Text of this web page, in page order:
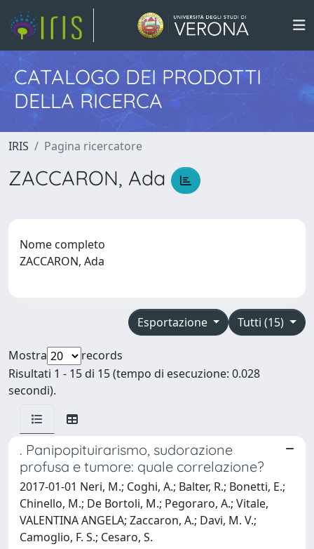
CATALOGO DEI PRODOTTI
DELLA RICERCA
IRIS Pagina ricercatore
ZACCARON, Ada
Nome completo
ZACCARON, Ada
Tutti (15)
Esportazione
Mostra
records
Risultati 1 - 15 di 15 (tempo di esecuzione: 0.028
secondi).
. Panipopituirarismo, sudorazione
profusa e tumore: quale correlazione?
2017-01-01 Neri, M.; Coghi, A.; Balter, R.; Bonetti, E.;
Chinello, M.; De Bortoli, M.; Pegoraro, A.; Vitale,
VALENTINA ANGELA; Zaccaron, A.; Davi, M. V.;
Camoglio, F. S.; Cesaro, S.